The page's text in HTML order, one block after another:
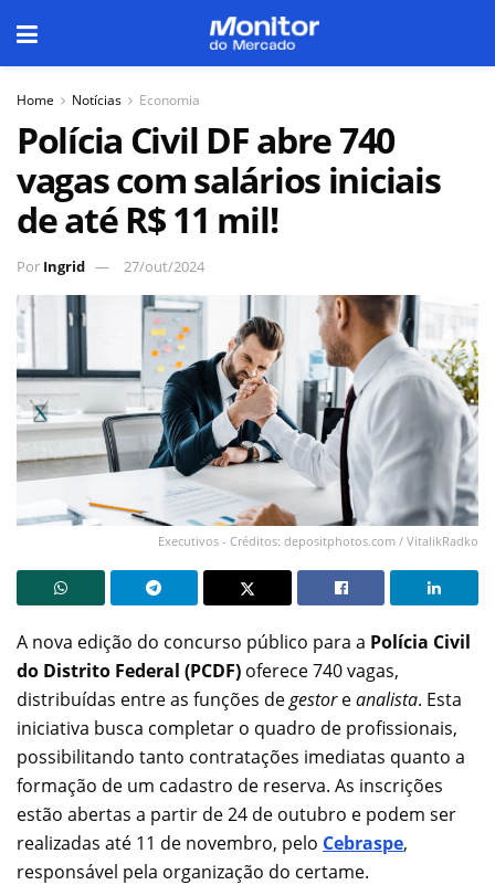
Home Notícias Economia
Polícia Civil DF abre 740
vagas com salários iniciais
de até R$ 11 mil!
Por Ingrid 27/out/2024
Executivos - Créditos: depositphotos.com / VitalikRadko
A nova edição do concurso público para a Polícia Civil
do Distrito Federal (PCDF) oferece 740 vagas,
distribuídas entre as funções degestoreanalista. Esta
iniciativa busca completar o quadro de profissionais,
possibilitando tanto contratações imediatas quanto a
formação de um cadastro de reserva. As inscrições
estão abertas a partir de 24 de outubro e podem ser
realizadas até 11 de novembro, pelo Cebraspe,
responsável pela organização do certame.